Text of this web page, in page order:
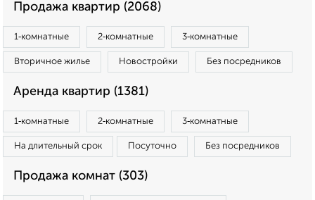
Продажа квартир (2068)
1‑комнатные 2‑комнатные 3‑комнатные
Вторичное жилье Новостройки Без посредников
Аренда квартир (1381)
1‑комнатные 2‑комнатные 3‑комнатные
На длительный срок Посуточно Без посредников
Продажа комнат (303)